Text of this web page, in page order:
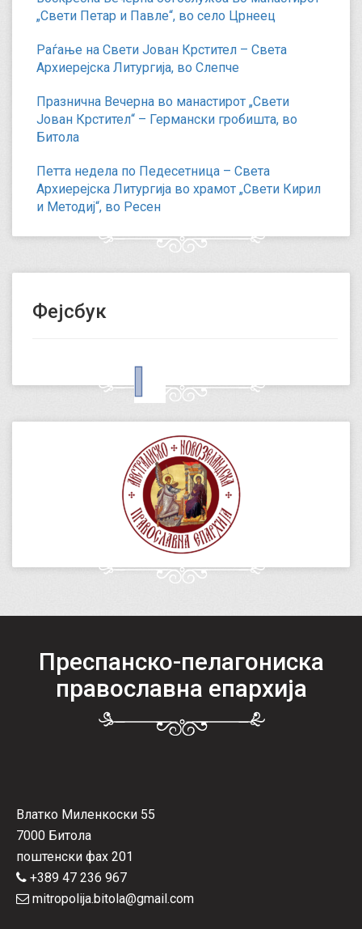
„Свети Петар и Павле“, во село Црнеец
Раѓање на Свети Јован Крстител – Света
Архиерејска Литургија, во Слепче
Празнична Вечерна во манастирот „Свети
Јован Крстител“ – Германски гробишта, во
Битола
Петта недела по Педесетница – Света
Архиерејска Литургија во храмот „Свети Кирил
и Методиј“, во Ресен
Фејсбук
Преспанско-пелагониска
православна епархија
Влатко Миленкоски 55
7000 Битола
поштенски фах 201
+389 47 236 967
mitropolija.bitola@gmail.com